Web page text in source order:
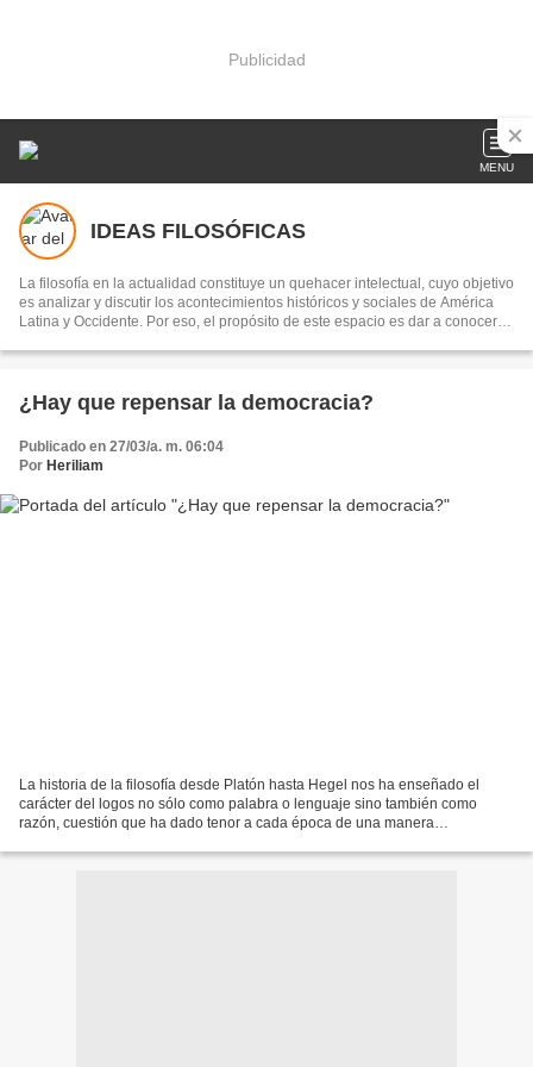
Publicidad
MENU
IDEAS FILOSÓFICAS
La filosofía en la actualidad constituye un quehacer intelectual, cuyo objetivo
es analizar y discutir los acontecimientos históricos y sociales de América
Latina y Occidente. Por eso, el propósito de este espacio es dar a conocer
atendiendo las reflexiones de filósofos y filosofas para repensar los
¿Hay que repensar la democracia?
Publicado en 27/03/a. m. 06:04
Por Heriliam
La historia de la filosofía desde Platón hasta Hegel nos ha enseñado el
carácter del logos no sólo como palabra o lenguaje sino también como
razón, cuestión que ha dado tenor a cada época de una manera